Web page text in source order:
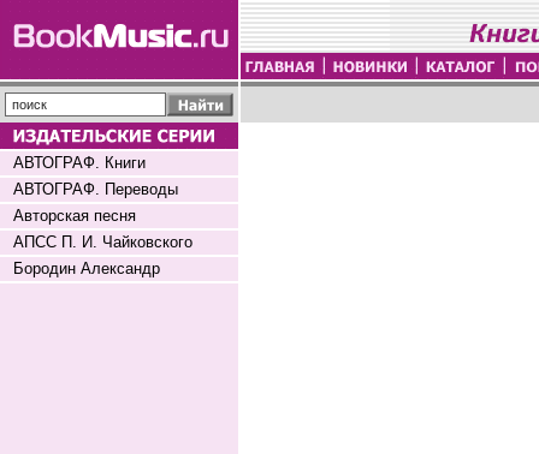
АВТОГРАФ. Книги
АВТОГРАФ. Переводы
Авторская песня
АПСС П. И. Чайковского
Бородин Александр